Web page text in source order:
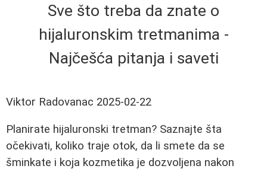
Sve što treba da znate o
hijaluronskim tretmanima -
Najčešća pitanja i saveti
Viktor Radovanac 2025-02-22
Planirate hijaluronski tretman? Saznajte šta
očekivati, koliko traje otok, da li smete da se
šminkate i koja kozmetika je dozvoljena nakon